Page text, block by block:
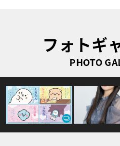
フォトギ
PHOTO